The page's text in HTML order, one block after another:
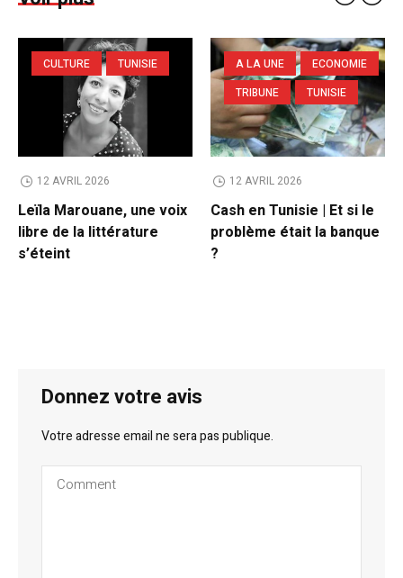
CULTURE TUNISIE
12 AVRIL 2026
Leïla Marouane, une voix
libre de la littérature
s’éteint
A LA UNE
ECONOMIE
TRIBUNE
TUNISIE
12 AVRIL 2026
Cash en Tunisie | Et si le
problème était la banque
?
Donnez votre avis
Votre adresse email ne sera pas publique.